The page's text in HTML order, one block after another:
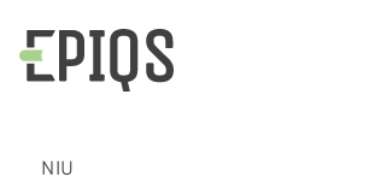
NIU